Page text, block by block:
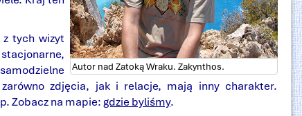
Autor nad Zatoką Wraku. Zakynthos.
tych wizyt
zdjęcia, jak i relacje, mają inny charakter.
Zobacz na mapie: gdzie byliśmy.